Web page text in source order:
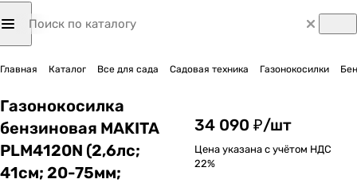
Главная Каталог Все для сада Садовая техника Газонокосилки
Газонокосилка
бензиновая MAKITA
PLM4120N (2,6лс;
41cм; 20-75мм;
34 090 ₽/шт
Цена указана с учётом НДС
22%